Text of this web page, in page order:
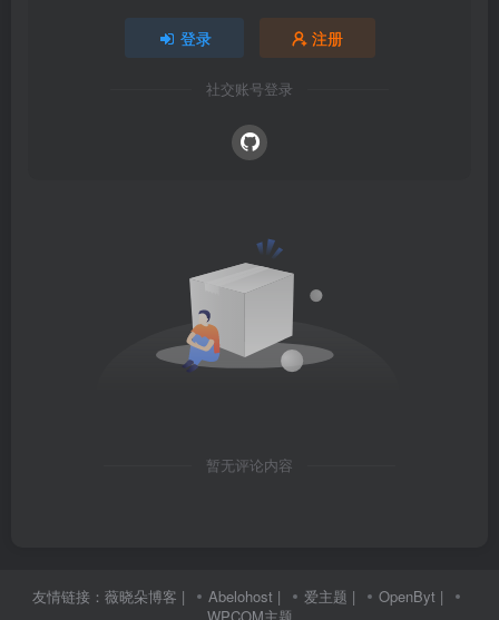
登录 注册
社交账号登录
暂无评论内容
友情链接： 薇晓朵博客 | Abelohost | 爱主题 | OpenByt |
WPCOM主题